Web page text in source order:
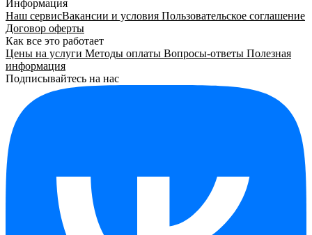
Информация
Наш сервисВакансии и условия Пользовательское соглашение
Договор оферты
Как все это работает
Цены на услуги Методы оплаты Вопросы-ответы Полезная
информация
Подписывайтесь на нас